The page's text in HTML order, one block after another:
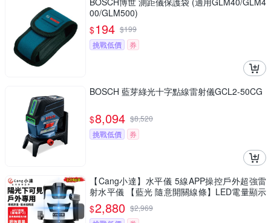
00/GLM500)
$194 $199
挑戰低價
券
BOSCH 藍芽綠光十字點線雷射儀GCL2-50CG
$8,094 $8,520
挑戰低價
券
【Cang小達】水平儀 5線APP操控戶外超強雷
射水平儀 【藍光 隨意開關線條】LED電量顯示
自動調平打斜線
$2,880 $2,969